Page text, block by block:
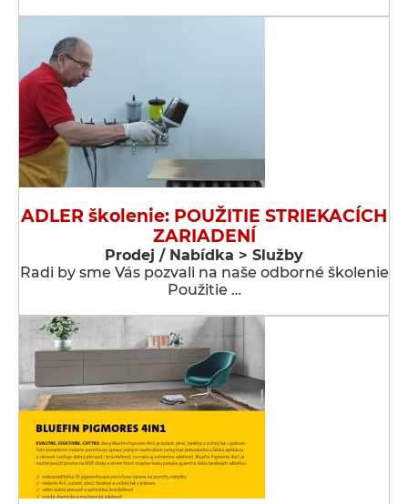
ADLER školenie: POUŽITIE STRIEKACÍCH
ZARIADENÍ
Prodej / Nabídka > Služby
Radi by sme Vás pozvali na naše odborné školenie
Použitie …